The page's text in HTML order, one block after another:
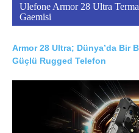
Ulefone Armor 28 Ultra
Gaemisi
Armor 28 Ultra; Dünya’da Bir
Güçlü Rugged Telefon